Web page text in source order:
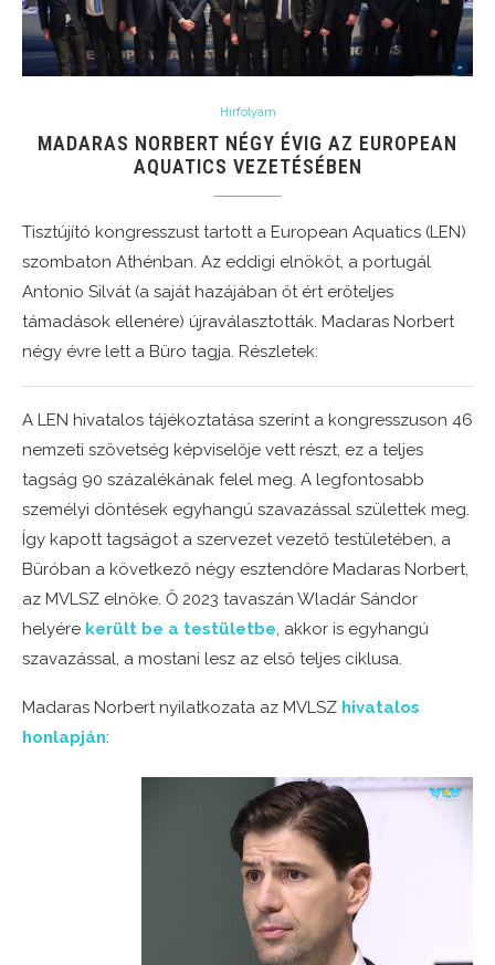
Hírfolyam
MADARAS NORBERT NÉGY ÉVIG AZ EUROPEAN
AQUATICS VEZETÉSÉBEN
Tisztújító kongresszust tartott a European Aquatics (LEN)
szombaton Athénban. Az eddigi elnököt, a portugál
Antonio Silvát (a saját hazájában őt ért erőteljes
támadások ellenére) újraválasztották. Madaras Norbert
négy évre lett a Büro tagja. Részletek:
A LEN hivatalos tájékoztatása szerint a kongresszuson 46
nemzeti szövetség képviselője vett részt, ez a teljes
tagság 90 százalékának felel meg. A legfontosabb
személyi döntések egyhangú szavazással születtek meg.
Így kapott tagságot a szervezet vezető testületében, a
Büróban a következő négy esztendőre Madaras Norbert,
az MVLSZ elnöke. Ő 2023 tavaszán Wladár Sándor
helyére került be a testületbe, akkor is egyhangú
szavazással, a mostani lesz az első teljes ciklusa.
Madaras Norbert nyilatkozata az MVLSZ hivatalos
honlapján: